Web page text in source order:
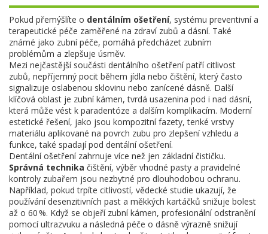
Pokud přemýšlíte o dentálním ošetření, systému preventivní a
terapeutické péče zaměřené na zdraví zubů a dásní. Také
známé jako zubní péče, pomáhá předcházet zubním
problémům a zlepšuje úsměv.
Mezi nejčastější součásti dentálního ošetření patřícitlivost
zubů, nepříjemný pocit během jídla nebo čištění, který často
signalizuje oslabenou sklovinu nebo zanícené dásně. Další
klíčová oblast je zubní kámen,tvrdá usazenina pod i nad dásní,
která může vést k paradentóze a dalším komplikacím. Moderní
estetické řešení, jako jsou kompozitní fazety,tenké vrstvy
materiálu aplikované na povrch zubu pro zlepšení vzhledu a
funkce, také spadají pod dentální ošetření.
Dentální ošetření zahrnuje více než jen základní čističku.
Správná technika čištění, výběr vhodné pasty a pravidelné
kontroly zubařem jsou nezbytné pro dlouhodobou ochranu.
Například, pokud trpíte citlivostí, vědecké studie ukazují, že
používání desenzitivních past a měkkých kartáčků snižuje bolest
až o 60 %. Když se objeří zubní kámen, profesionální odstranění
pomocí ultrazvuku a následná péče o dásně výrazně snižují